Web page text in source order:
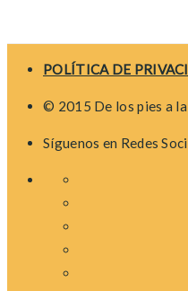
navigation
POLÍTICA DE
© 2015 De los pies a la
Síguenos en Redes